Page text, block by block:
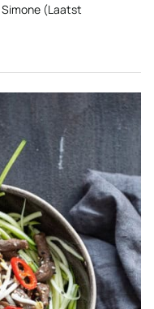
Simone (Laatst